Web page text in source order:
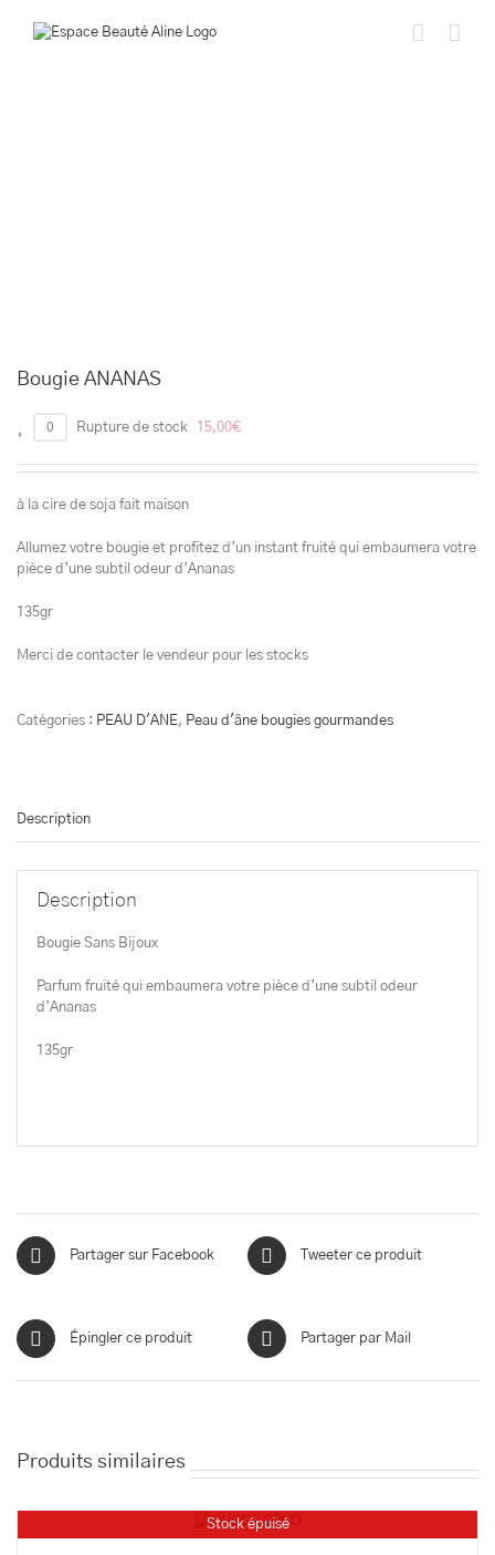
Bougie ANANAS
0 Rupture de stock 15,00€
à la cire de soja fait maison
Allumez votre bougie et profitez d’un instant fruité qui embaumera votre
pièce d’une subtil odeur d’Ananas
135gr
Merci de contacter le vendeur pour les stocks
Catégories : PEAU D'ANE, Peau d'âne bougies gourmandes
Description
Description
Bougie Sans Bijoux
Parfum fruité qui embaumera votre pièce d’une subtil odeur
d’Ananas
135gr
Partager sur Facebook Tweeter ce produit
Épingler ce produit Partager par Mail
Produits similaires
Stock épuisé